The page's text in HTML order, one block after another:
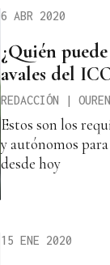
6 ABR 2020
¿Quién
avales del
REDACCIÓN |
Estos son los
y autónomos
desde hoy
15 ENE 2020